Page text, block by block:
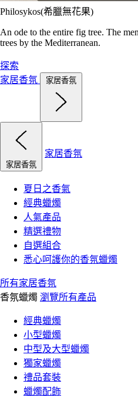
Philosykos(希臘無花果)
An ode to the entire fig tree. The
trees by the Mediterranean.
探索
家居香氛
家居香氛
家居香氛
家居香氛
夏日之香氣
經典蠟燭
人氣產品
精選禮物
自選組合
悉心呵護你的香氛蠟燭
所有家居香氛
香氛蠟燭 瀏覽所有產品
經典蠟燭
小型蠟燭
中型及大型蠟燭
獨家蠟燭
禮品套裝
蠟燭配飾